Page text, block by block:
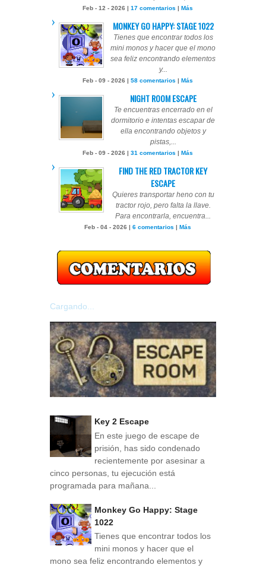
Feb - 12 - 2026 | 17 comentarios | Más
MONKEY GO HAPPY: STAGE 1022
Tienes que encontrar todos los
mini monos y hacer que el mono
sea feliz encontrando elementos
y...
Feb - 09 - 2026 | 58 comentarios | Más
NIGHT ROOM ESCAPE
Te encuentras encerrado en el
dormitorio e intentas escapar de
ella encontrando objetos y
pistas,...
Feb - 09 - 2026 | 31 comentarios | Más
FIND THE RED TRACTOR KEY
ESCAPE
Quieres transportar heno con tu
tractor rojo, pero falta la llave.
Para encontrarla, encuentra...
Feb - 04 - 2026 | 6 comentarios | Más
Cargando...
Key 2 Escape
En este juego de escape de
prisión, has sido condenado
recientemente por asesinar a
cinco personas, tu ejecución está
programada para mañana...
Monkey Go Happy: Stage
1022
Tienes que encontrar todos los
mini monos y hacer que el
mono sea feliz encontrando elementos y